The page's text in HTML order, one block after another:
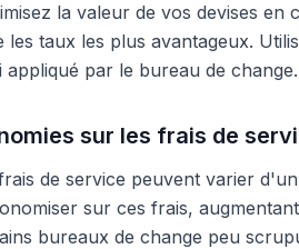
la valeur de vos devises
les taux les plus avantageux.
appliqué par le bureau de change.
sur les frais de
de service peuvent varier
sur ces frais,
bureaux de change peu